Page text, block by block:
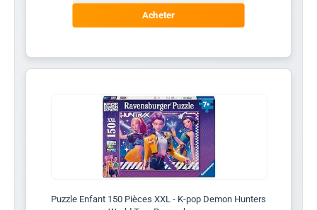
Acheter
Puzzle Enfant 150 Pièces XXL - K-pop Demon Hunters